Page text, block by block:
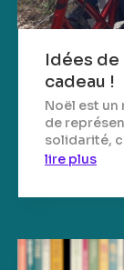
Idées de
cadeau !
Noël est
de
solidarité,
lire plus